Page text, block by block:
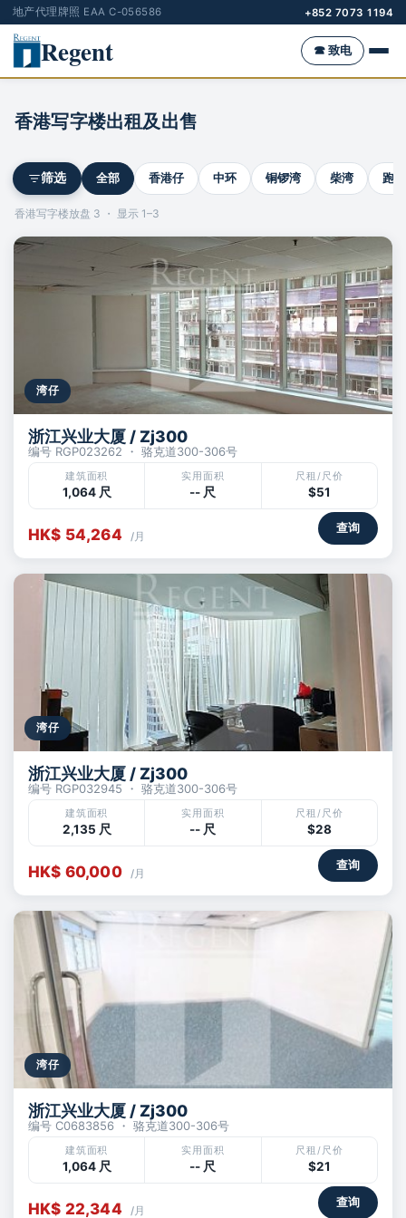
地产代理牌照 EAA C-056586 +852 7073 1194
Regent ☎ 致电
香港写字楼出租及出售
筛选 全部 香港仔 中环 铜锣湾 柴湾 跑
香港写字楼放盘 3 ・ 显示 1–3
湾仔
浙江兴业大厦 / Zj300
编号 RGP023262 ・ 骆克道300-306号
建筑面积
1,064 尺
实用面积
-- 尺
尺租/尺价
$51
HK$ 54,264 /月
查询
湾仔
浙江兴业大厦 / Zj300
编号 RGP032945 ・ 骆克道300-306号
建筑面积
2,135 尺
实用面积
-- 尺
尺租/尺价
$28
HK$ 60,000 /月
查询
湾仔
浙江兴业大厦 / Zj300
编号 C0683856 ・ 骆克道300-306号
建筑面积
1,064 尺
实用面积
-- 尺
尺租/尺价
$21
HK$ 22,344 /月
查询